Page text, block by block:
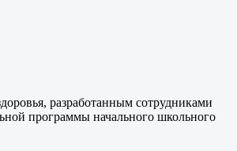
разработанным сотрудниками
программы начального школьного